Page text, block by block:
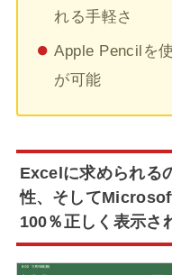
れる手軽さ
Apple Pencilを
が可能
Excelに求められる
性、そして
100％正しく表示さ